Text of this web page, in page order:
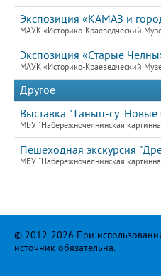
Экспозиция «КАМАЗ и
МАУК «Историко-Краеведческий
Экспозиция «Старые
МАУК «Историко-Краеведческий
Другое
Выставка "Танып-су. Новые
МБУ "Набережночелнинская
Пешеходная экскурсия
МБУ "Набережночелнинская
© 2012-2026 При
источник обязательна.